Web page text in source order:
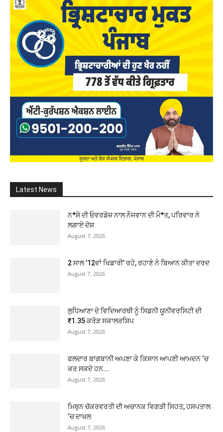
Latest News
ਨ*ਸ਼ੇ ਦੀ ਓਵਰਡੋਜ਼ ਨਾਲ ਨੌਜਵਾਨ ਦੀ ਮੌ*ਤ, ਪਰਿਵਾਰ ਨੇ
ਲਗਾਏ ਦੋਸ਼
August 7, 2026
2 ਸਾਲ ’12ਵਾਂ ਖਿਡਾਰੀ’ ਰਹੇ, ਰਹਾਣੇ ਨੇ ਬਿਆਨ ਕੀਤਾ ਦਰਦ
August 7, 2026
ਲੁਧਿਆਣਾ ਦੇ ਵਿਦਿਆਰਥੀ ਨੂੰ ਸਿਡਨੀ ਯੂਨੀਵਰਸਿਟੀ ਦੀ
₹1.35 ਕਰੋੜ ਸਕਾਲਰਸ਼ਿਪ
August 7, 2026
ਫਲਦਾਰ ਬਾਗਬਾਨੀ ਅਪਣਾ ਕੇ ਕਿਸਾਨ ਆਪਣੀ ਆਮਦਨ ‘ਚ
ਕਰ ਸਕਦੇ ਹਨ...
August 7, 2026
ਮਿਥੁਨ ਚੱਕਰਵਰਤੀ ਦੀ ਅਚਾਨਕ ਵਿਗੜੀ ਸਿਹਤ, ਹਸਪਤਾਲ
‘ਚ ਦਾਖ਼ਲ
August 7, 2026